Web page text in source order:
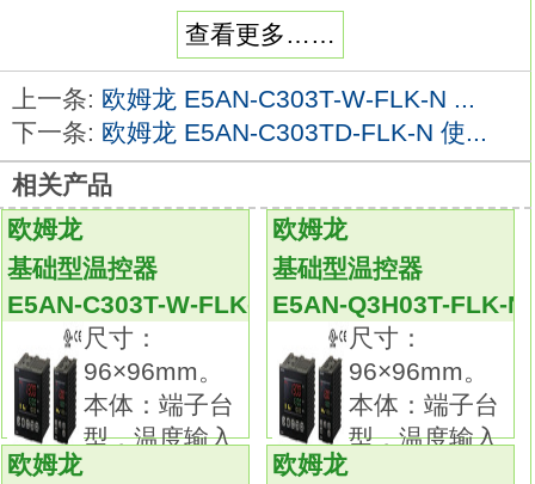
温控性能出类拔萃。
高对比度显示屏。
设置简单，操作方便。种类：直流3线式，屏蔽
型。
形状：M8E5AN-C303T-FLK-N。
检测距离：1.5mm。
连接方式：M12 接插件型。
导线规格：-。
动作模式NO。
PNP输出。
接近传感器的首选世界顶级的性能和品质
E5AN-C303T-FLK-N
磁性金属有无检测的标准型。
品种丰富。
查看更多……
上一条: 欧姆龙 E5AN-C303T-W-FLK-N ...
下一条: 欧姆龙 E5AN-C303TD-FLK-N 使...
相关产品
欧姆龙
基础型温控器
E5AN-C303T-W-FLK-N
尺寸：
96×96mm。
本体：端子台
型，温度输入
欧姆龙
基础型温控器
E5AN-Q3H03T-FLK-N
尺寸：
96×96mm。
本体：端子台
型，温度输入
欧姆龙
欧姆龙